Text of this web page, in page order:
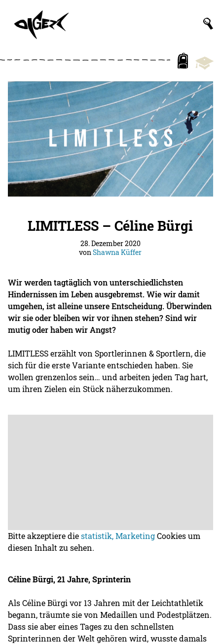
LIMITLESS – Céline Bürgi
28. Dezember 2020
vonShawna Küffer
Wir werden tagtäglich von unterschiedlichsten
Hindernissen im Leben ausgebremst. Wie wir damit
umgehen, ist alleine unsere Entscheidung. Überwinden
wir sie oder bleiben wir vor ihnen stehen? Sind wir
mutig oder haben wir Angst?
LIMITLESS erzählt von Sportlerinnen & Sportlern, die
sich für die erste Variante entschieden haben. Sie
wollen grenzenlos sein… und arbeiten jeden Tag hart,
um ihren Zielen ein Stück näherzukommen.
Bitte akzeptiere diestatistik, MarketingCookies um
diesen Inhalt zu sehen.
Céline Bürgi, 21 Jahre, Sprinterin
Als Céline Bürgi vor 13 Jahren mit der Leichtathletik
begann, träumte sie von Medaillen und Podestplätzen.
Dass sie aber eines Tages zu den schnellsten
Sprinterinnen der Welt gehören wird, wusste damals